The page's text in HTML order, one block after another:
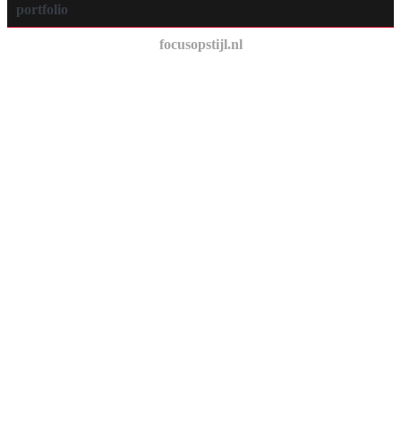
portfolio
focusopstijl.nl